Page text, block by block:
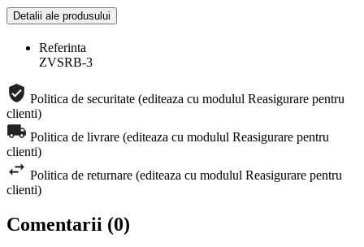
Detalii ale produsului
Referinta
ZVSRB-3
Politica de securitate (editeaza cu modulul Reasigurare pentru
clienti)
Politica de livrare (editeaza cu modulul Reasigurare pentru
clienti)
Politica de returnare (editeaza cu modulul Reasigurare pentru
clienti)
Comentarii (0)